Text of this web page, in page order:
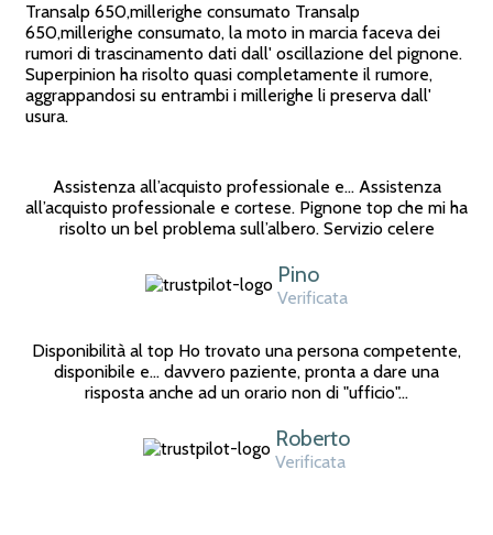
Transalp 650,millerighe consumato Transalp
650,millerighe consumato, la moto in marcia faceva dei
rumori di trascinamento dati dall' oscillazione del pignone.
Superpinion ha risolto quasi completamente il rumore,
aggrappandosi su entrambi i millerighe li preserva dall'
usura.
Assistenza all’acquisto professionale e… Assistenza
all’acquisto professionale e cortese. Pignone top che mi ha
risolto un bel problema sull’albero. Servizio celere
Pino
Verificata
Disponibilità al top Ho trovato una persona competente,
disponibile e... davvero paziente, pronta a dare una
risposta anche ad un orario non di "ufficio"...
Roberto
Verificata